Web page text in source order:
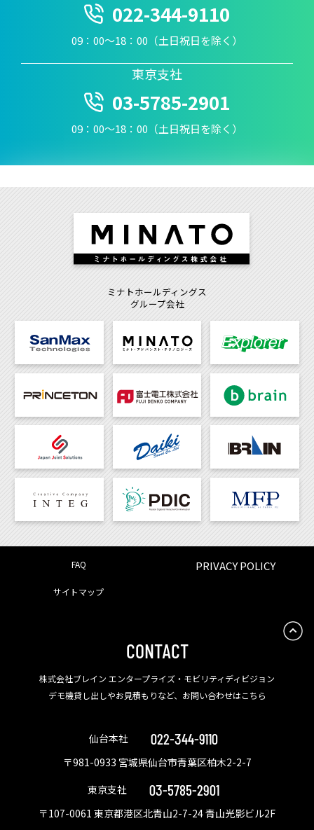
022-344-9110
09：00〜18：00（土日祝日を除く）
東京支社
03-5785-2901
09：00〜18：00（土日祝日を除く）
ミナトホールディングス
グループ会社
FAQ PRIVACY POLICY
サイトマップ
CONTACT
株式会社ブレイン エンタープライズ・モビリティディビジョン
デモ機貸し出しやお見積もりなど、お問い合わせはこちら
仙台本社 022-344-9110
〒981-0933 宮城県仙台市青葉区柏木2-2-7
東京支社
03-5785-2901
〒107-0061 東京都港区北青山2-7-24 青山光影ビル2F